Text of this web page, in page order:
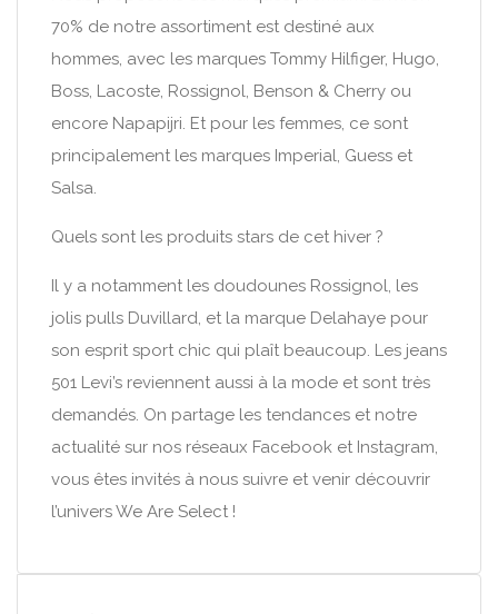
70% de notre assortiment est destiné aux
hommes, avec les marques Tommy Hilfiger, Hugo,
Boss, Lacoste, Rossignol, Benson & Cherry ou
encore Napapijri. Et pour les femmes, ce sont
principalement les marques Imperial, Guess et
Salsa.
Quels sont les produits stars de cet hiver ?
Il y a notamment les doudounes Rossignol, les
jolis pulls Duvillard, et la marque Delahaye pour
son esprit sport chic qui plaît beaucoup. Les jeans
501 Levi’s reviennent aussi à la mode et sont très
demandés. On partage les tendances et notre
actualité sur nos réseaux Facebook et Instagram,
vous êtes invités à nous suivre et venir découvrir
l’univers We Are Select !